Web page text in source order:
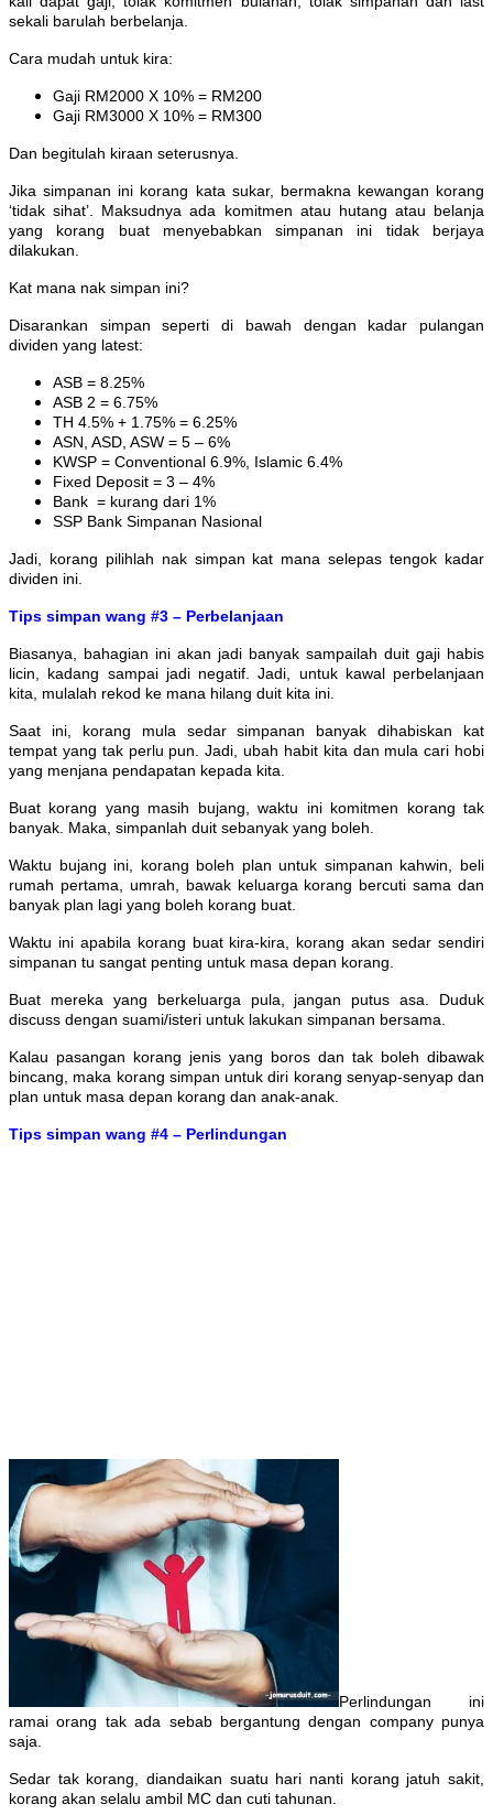
sekali barulah berbelanja.
Cara mudah untuk kira:
Gaji RM2000 X 10% = RM200
Gaji RM3000 X 10% = RM300
Dan begitulah kiraan seterusnya.
Jika simpanan ini korang kata sukar, bermakna kewangan korang
‘tidak sihat’. Maksudnya ada komitmen atau hutang atau belanja
yang korang buat menyebabkan simpanan ini tidak berjaya
dilakukan.
Kat mana nak simpan ini?
Disarankan simpan seperti di bawah dengan kadar pulangan
dividen yang latest:
ASB = 8.25%
ASB 2 = 6.75%
TH 4.5% + 1.75% = 6.25%
ASN, ASD, ASW = 5 – 6%
KWSP = Conventional 6.9%, Islamic 6.4%
Fixed Deposit = 3 – 4%
Bank = kurang dari 1%
SSP Bank Simpanan Nasional
Jadi, korang pilihlah nak simpan kat mana selepas tengok kadar
dividen ini.
Tips simpan wang #3 – Perbelanjaan
Biasanya, bahagian ini akan jadi banyak sampailah duit gaji habis
licin, kadang sampai jadi negatif. Jadi, untuk kawal perbelanjaan
kita, mulalah rekod ke mana hilang duit kita ini.
Saat ini, korang mula sedar simpanan banyak dihabiskan kat
tempat yang tak perlu pun. Jadi, ubah habit kita dan mula cari hobi
yang menjana pendapatan kepada kita.
Buat korang yang masih bujang, waktu ini komitmen korang tak
banyak. Maka, simpanlah duit sebanyak yang boleh.
Waktu bujang ini, korang boleh plan untuk simpanan kahwin, beli
rumah pertama, umrah, bawak keluarga korang bercuti sama dan
banyak plan lagi yang boleh korang buat.
Waktu ini apabila korang buat kira-kira, korang akan sedar sendiri
simpanan tu sangat penting untuk masa depan korang.
Buat mereka yang berkeluarga pula, jangan putus asa. Duduk
discuss dengan suami/isteri untuk lakukan simpanan bersama.
Kalau pasangan korang jenis yang boros dan tak boleh dibawak
bincang, maka korang simpan untuk diri korang senyap-senyap dan
plan untuk masa depan korang dan anak-anak.
Tips simpan wang #4 – Perlindungan
Perlindungan ini
ramai orang tak ada sebab bergantung dengan company punya
saja.
Sedar tak korang, diandaikan suatu hari nanti korang jatuh sakit,
korang akan selalu ambil MC dan cuti tahunan.